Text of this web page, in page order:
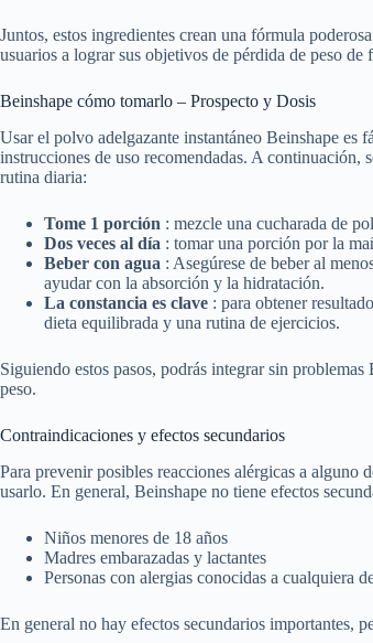
Juntos, estos ingredientes crean una fórmula
usuarios a lograr sus objetivos de pérdida de peso de
Beinshape cómo tomarlo – Prospecto y Dosis
Usar el polvo adelgazante instantáneo Beinshape es
instrucciones de uso recomendadas. A continuación,
rutina diaria:
Tome 1 porción : mezcle una cucharada de
Dos veces al día : tomar una porción por la
Beber con agua : Asegúrese de beber al
ayudar con la absorción y la hidratación.
La constancia es clave : para obtener
dieta equilibrada y una rutina de ejercicios.
Siguiendo estos pasos, podrás integrar sin
peso.
Contraindicaciones y efectos secundarios
Para prevenir posibles reacciones alérgicas a alguno
usarlo. En general, Beinshape no tiene efectos
Niños menores de 18 años
Madres embarazadas y lactantes
Personas con alergias conocidas a cualquiera
En general no hay efectos secundarios importantes,